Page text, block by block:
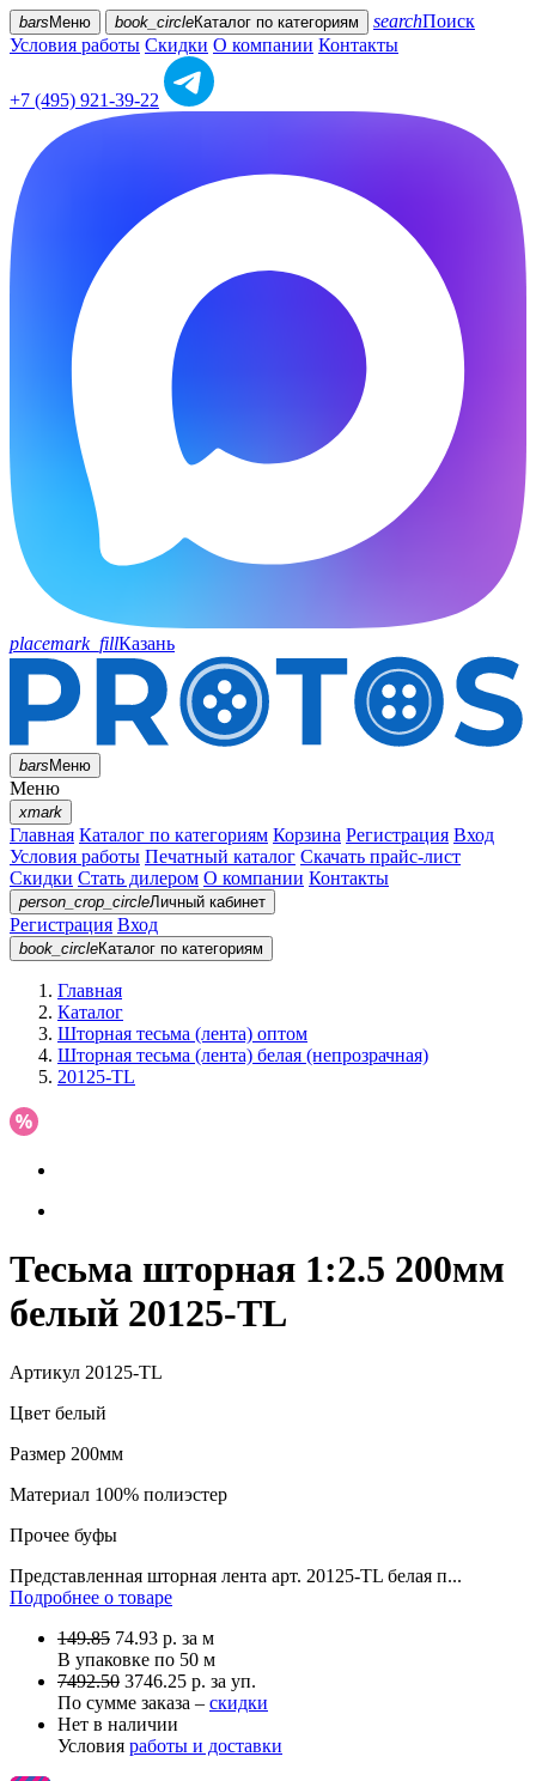
bars Меню book_circleКаталог по категориям searchПоиск
Условия работы Скидки О компании Контакты
+7 (495) 921-39-22
placemark_fillКазань
barsМеню
Меню
xmark
Главная Каталог по категориям Корзина Регистрация Вход
Условия работы Печатный каталог Скачать прайс-лист
Скидки Стать дилером О компании Контакты
person_crop_circleЛичный кабинет
Регистрация Вход
book_circleКаталог по категориям
Главная
Каталог
Шторная тесьма (лента) оптом
Шторная тесьма (лента) белая (непрозрачная)
20125-TL
Тесьма шторная 1:2.5 200мм
белый 20125-TL
Артикул 20125-TL
Цвет белый
Размер 200мм
Материал 100% полиэстер
Прочее буфы
Представленная шторная лента арт. 20125-TL белая п...
Подробнее о товаре
149.85 74.93 р. за м
В упаковке по 50 м
7492.50 3746.25 р. за уп.
По сумме заказа – скидки
Нет в наличии
Условия работы и доставки